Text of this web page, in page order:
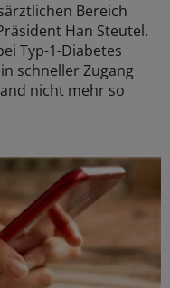
Bereich
Han Steutel.
Typ-1-Diabetes
schneller Zugang
nicht mehr so